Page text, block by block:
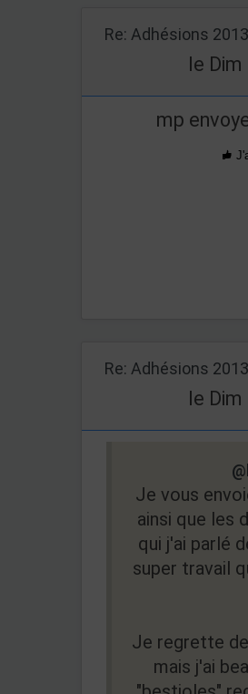
Re: Adhésions 2013
le Dim
mp
Re: Adhésions 2013
le Dim
Je vous
ainsi que les
qui j'ai parlé
super travail
Je regrette
mais j'ai